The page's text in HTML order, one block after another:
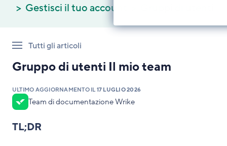
Gestisci il tuo account
Tutti gli articoli
Gruppo di utenti Il mio team
ULTIMO AGGIORNAMENTO IL 17 LUGLIO 2026
Team di documentazione Wrike
TL;DR